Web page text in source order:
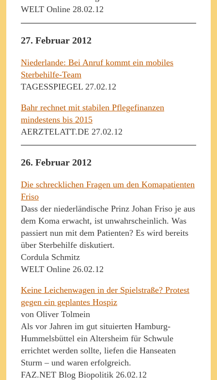
WELT Online 28.02.12
27. Februar 2012
Niederlande: Bei Anruf kommt ein mobiles
Sterbehilfe-Team
TAGESSPIEGEL 27.02.12
Bahr rechnet mit stabilen Pflegefinanzen
mindestens bis 2015
AERZTELATT.DE 27.02.12
26. Februar 2012
Die schrecklichen Fragen um den Komapatienten
Friso
Dass der niederländische Prinz Johan Friso je aus
dem Koma erwacht, ist unwahrscheinlich. Was
passiert nun mit dem Patienten? Es wird bereits
über Sterbehilfe diskutiert.
Cordula Schmitz
WELT Online 26.02.12
Keine Leichenwagen in der Spielstraße? Protest
gegen ein geplantes Hospiz
von Oliver Tolmein
Als vor Jahren im gut situierten Hamburg-
Hummelsbüttel ein Altersheim für Schwule
errichtet werden sollte, liefen die Hanseaten
Sturm – und waren erfolgreich.
FAZ.NET Blog Biopolitik 26.02.12